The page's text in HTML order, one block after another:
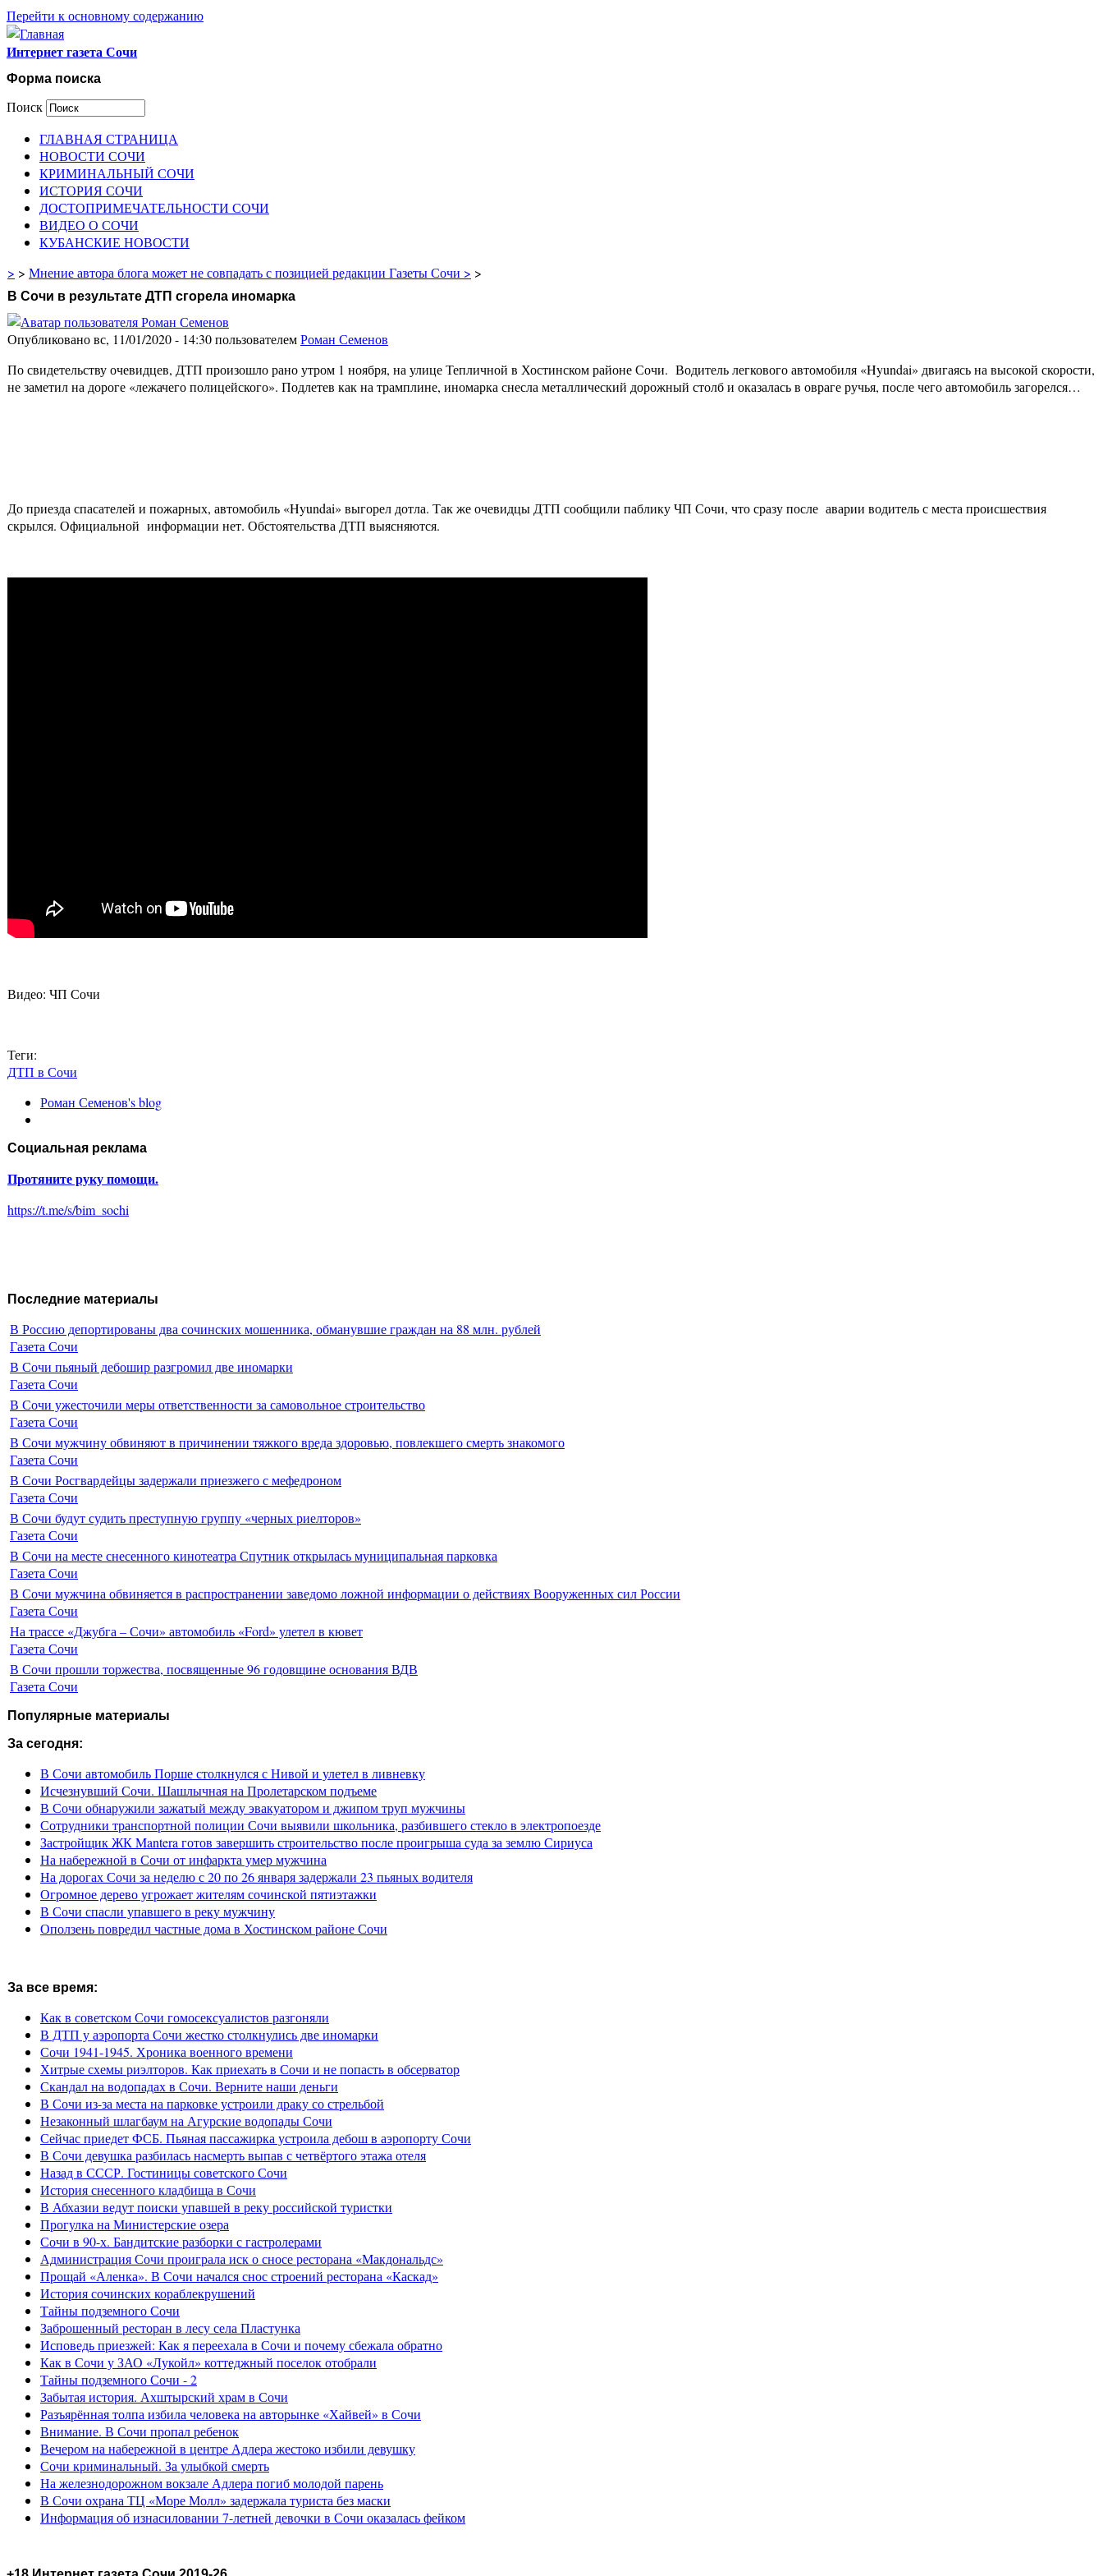
Перейти к основному содержанию
Интернет газета Сочи
Форма поиска
Поиск
ГЛАВНАЯ СТРАНИЦА
НОВОСТИ СОЧИ
КРИМИНАЛЬНЫЙ СОЧИ
ИСТОРИЯ СОЧИ
ДОСТОПРИМЕЧАТЕЛЬНОСТИ СОЧИ
ВИДЕО О СОЧИ
КУБАНСКИЕ НОВОСТИ
> > Мнение автора блога может не совпадать с позицией редакции Газеты Сочи > >
В Сочи в результате ДТП сгорела иномарка
Опубликовано вс, 11/01/2020 - 14:30 пользователемРоман Семенов
По свидетельству очевидцев, ДТП произошло рано утром 1 ноября, на улице Тепличной в Хостинском районе Сочи. Водитель легкового автомобиля «Hyundai» двигаясь на высокой скорости,
не заметил на дороге «лежачего полицейского». Подлетев как на трамплине, иномарка снесла металлический дорожный столб и оказалась в овраге ручья, после чего автомобиль загорелся…
До приезда спасателей и пожарных, автомобиль «Hyundai» выгорел дотла. Так же очевидцы ДТП сообщили паблику ЧП Сочи, что сразу после аварии водитель с места происшествия
скрылся. Официальной информации нет. Обстоятельства ДТП выясняются.
Видео: ЧП Сочи
Теги:
ДТП в Сочи
Роман Семенов's blog
Социальная реклама
Протяните руку помощи.
https://t.me/s/bim_sochi
Последние материалы
В Россию депортированы два сочинских мошенника, обманувшие граждан на 88 млн. рублей
Газета Сочи
В Сочи пьяный дебошир разгромил две иномарки
Газета Сочи
В Сочи ужесточили меры ответственности за самовольное строительство
Газета Сочи
В Сочи мужчину обвиняют в причинении тяжкого вреда здоровью, повлекшего смерть знакомого
Газета Сочи
В Сочи Росгвардейцы задержали приезжего с мефедроном
Газета Сочи
В Сочи будут судить преступную группу «черных риелторов»
Газета Сочи
В Сочи на месте снесенного кинотеатра Спутник открылась муниципальная парковка
Газета Сочи
В Сочи мужчина обвиняется в распространении заведомо ложной информации о действиях Вооруженных сил России
Газета Сочи
На трассе «Джубга – Сочи» автомобиль «Ford» улетел в кювет
Газета Сочи
В Сочи прошли торжества, посвященные 96 годовщине основания ВДВ
Газета Сочи
Популярные материалы
За сегодня:
В Сочи автомобиль Порше столкнулся с Нивой и улетел в ливневку
Исчезнувший Сочи. Шашлычная на Пролетарском подъеме
В Сочи обнаружили зажатый между эвакуатором и джипом труп мужчины
Сотрудники транспортной полиции Сочи выявили школьника, разбившего стекло в электропоезде
Застройщик ЖК Mantera готов завершить строительство после проигрыша суда за землю Сириуса
На набережной в Сочи от инфаркта умер мужчина
На дорогах Сочи за неделю с 20 по 26 января задержали 23 пьяных водителя
Огромное дерево угрожает жителям сочинской пятиэтажки
В Сочи спасли упавшего в реку мужчину
Оползень повредил частные дома в Хостинском районе Сочи
За все время:
Как в советском Сочи гомосексуалистов разгоняли
В ДТП у аэропорта Сочи жестко столкнулись две иномарки
Сочи 1941-1945. Хроника военного времени
Хитрые схемы риэлторов. Как приехать в Сочи и не попасть в обсерватор
Скандал на водопадах в Сочи. Верните наши деньги
В Сочи из-за места на парковке устроили драку со стрельбой
Незаконный шлагбаум на Агурские водопады Сочи
Сейчас приедет ФСБ. Пьяная пассажирка устроила дебош в аэропорту Сочи
В Сочи девушка разбилась насмерть выпав с четвёртого этажа отеля
Назад в СССР. Гостиницы советского Сочи
История снесенного кладбища в Сочи
В Абхазии ведут поиски упавшей в реку российской туристки
Прогулка на Министерские озера
Сочи в 90-х. Бандитские разборки с гастролерами
Администрация Сочи проиграла иск о сносе ресторана «Макдональдс»
Прощай «Аленка». В Сочи начался снос строений ресторана «Каскад»
История сочинских кораблекрушений
Тайны подземного Сочи
Заброшенный ресторан в лесу села Пластунка
Исповедь приезжей: Как я переехала в Сочи и почему сбежала обратно
Как в Сочи у ЗАО «Лукойл» коттеджный поселок отобрали
Тайны подземного Сочи - 2
Забытая история. Ахштырский храм в Сочи
Разъярённая толпа избила человека на авторынке «Хайвей» в Сочи
Внимание. В Сочи пропал ребенок
Вечером на набережной в центре Адлера жестоко избили девушку
Сочи криминальный. За улыбкой смерть
На железнодорожном вокзале Адлера погиб молодой парень
В Сочи охрана ТЦ «Море Молл» задержала туриста без маски
Информация об изнасиловании 7-летней девочки в Сочи оказалась фейком